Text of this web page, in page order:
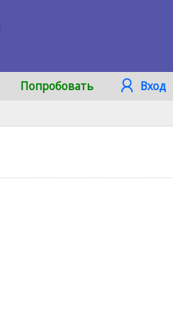
Попробовать Вход